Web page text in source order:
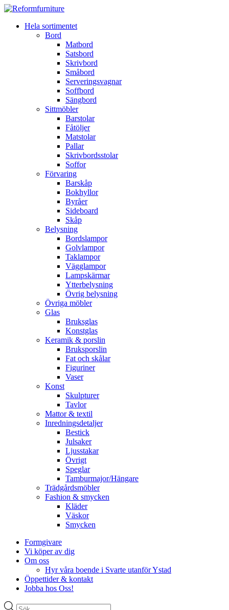
Hela sortimentet
Bord
Matbord
Satsbord
Skrivbord
Småbord
Serveringsvagnar
Soffbord
Sängbord
Sittmöbler
Barstolar
Fåtöljer
Matstolar
Pallar
Skrivbordsstolar
Soffor
Förvaring
Barskåp
Bokhyllor
Byråer
Sideboard
Skåp
Belysning
Bordslampor
Golvlampor
Taklampor
Vägglampor
Lampskärmar
Ytterbelysning
Övrig belysning
Övriga möbler
Glas
Bruksglas
Konstglas
Keramik & porslin
Bruksporslin
Fat och skålar
Figuriner
Vaser
Konst
Skulpturer
Tavlor
Mattor & textil
Inredningsdetaljer
Bestick
Julsaker
Ljusstakar
Övrigt
Speglar
Tamburmajor/Hängare
Trädgårdsmöbler
Fashion & smycken
Kläder
Väskor
Smycken
Formgivare
Vi köper av dig
Om oss
Hyr våra boende i Svarte utanför Ystad
Öppettider & kontakt
Jobba hos Oss!
Produktsökning